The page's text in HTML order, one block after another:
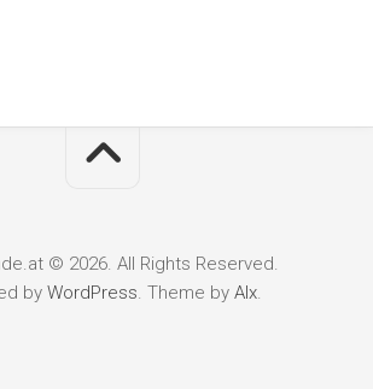
© 2026. All Rights Reserved.
by WordPress. Theme by Alx.